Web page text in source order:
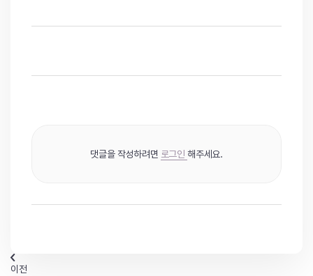
댓글을 작성하려면 로그인 해주세요.
이전